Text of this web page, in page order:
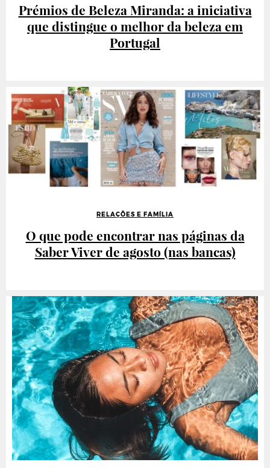
Prémios de Beleza Miranda: a iniciativa
que distingue o melhor da beleza em
Portugal
RELAÇÕES E FAMÍLIA
O que pode encontrar nas páginas da
Saber Viver de agosto (nas bancas)